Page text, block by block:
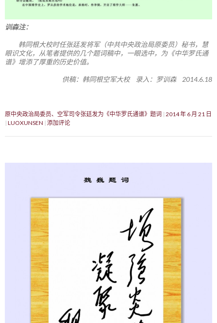
训森注：
韩同根大校时任张廷发将军（中共中央政治局原委员）秘书，慧
眼识文化，从笔者提供的几个题词稿中，一眼选中，为《中华罗氏通
谱》增添了厚重的历史价值。
供稿：韩同根空军大校 录入：罗训森 2014.6.18
原中央政治局委员、空军司令张廷发为《中华罗氏通谱》题词 2014 年 6 月 21 日
LUOXUNSEN 添加评论